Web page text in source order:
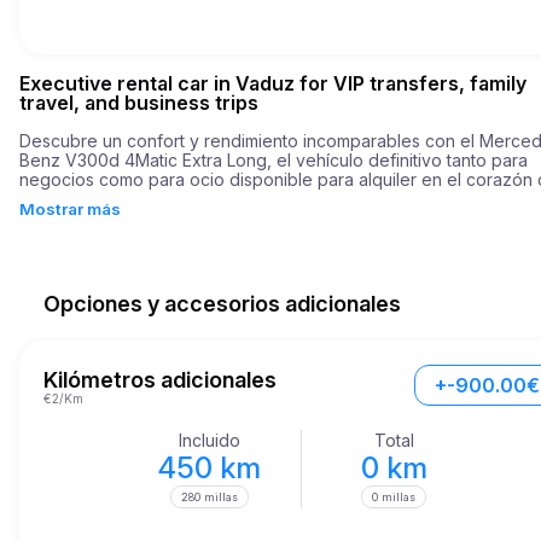
Executive rental car in Vaduz for VIP transfers, family
travel, and business trips
Descubre un confort y rendimiento incomparables con el
Benz V300d 4Matic Extra Long, el vehículo definitivo tanto para
negocios como para ocio disponible para alquiler en el corazón
notable vehículo garantiza un viaje suave pero emocionante,
rutas escénicas.
diseñado para acomodar tanto a pasajeros como equipaje de
cómoda, este vehículo es perfecto para una variedad de
necesidades, ya sea un viaje familiar, un recorrido de negocios o
simplemente disfrutar de la vibrante vida de Vaduz.
Mostrar más
Opciones y accesorios adicionales
Kilómetros adicionales
€2/Km
+-900.00€
Incluido
450 km
280 millas
Total
0 km
0 millas